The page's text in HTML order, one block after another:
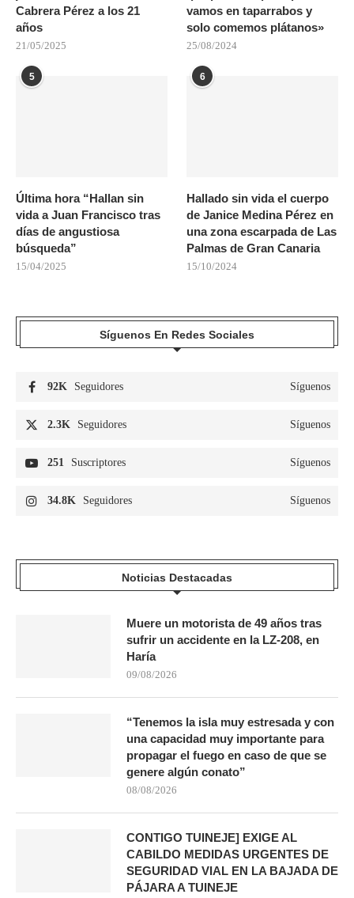
Cabrera Pérez a los 21
años
21/05/2025
vamos en taparrabos y
solo comemos plátanos»
25/08/2024
5
Última hora “Hallan sin
vida a Juan Francisco tras
días de angustiosa
búsqueda”
15/04/2025
6
Hallado sin vida el cuerpo
de Janice Medina Pérez en
una zona escarpada de Las
Palmas de Gran Canaria
15/10/2024
Síguenos En Redes Sociales
92K Seguidores Síguenos
2.3K Seguidores Síguenos
251 Suscriptores Síguenos
34.8K Seguidores Síguenos
Noticias Destacadas
Muere un motorista de 49 años tras
sufrir un accidente en la LZ-208, en
Haría
09/08/2026
“Tenemos la isla muy estresada y con
una capacidad muy importante para
propagar el fuego en caso de que se
genere algún conato”
08/08/2026
CONTIGO TUINEJE] EXIGE AL
CABILDO MEDIDAS URGENTES DE
SEGURIDAD VIAL EN LA BAJADA DE
PÁJARA A TUINEJE